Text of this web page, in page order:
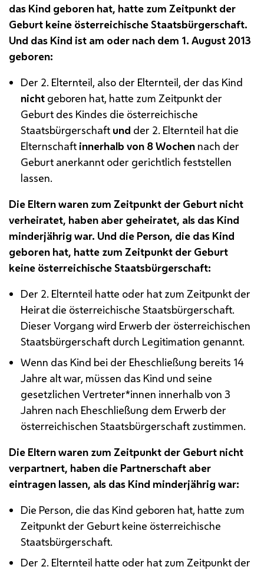
das Kind geboren hat, hatte zum Zeitpunkt der
Geburt keine österreichische Staatsbürgerschaft.
Und das Kind ist am oder nach dem 1. August 2013
geboren:
Der 2. Elternteil, also der Elternteil, der das Kind
nicht geboren hat, hatte zum Zeitpunkt der
Geburt des Kindes die österreichische
Staatsbürgerschaft und der 2. Elternteil hat die
Elternschaft innerhalb von 8 Wochen nach der
Geburt anerkannt oder gerichtlich feststellen
lassen.
Die Eltern waren zum Zeitpunkt der Geburt nicht
verheiratet, haben aber geheiratet, als das Kind
minderjährig war. Und die Person, die das Kind
geboren hat, hatte zum Zeitpunkt der Geburt
keine österreichische Staatsbürgerschaft:
Der 2. Elternteil hatte oder hat zum Zeitpunkt der
Heirat die österreichische Staatsbürgerschaft.
Dieser Vorgang wird Erwerb der österreichischen
Staatsbürgerschaft durch Legitimation genannt.
Wenn das Kind bei der Eheschließung bereits 14
Jahre alt war, müssen das Kind und seine
gesetzlichen Vertreter*innen innerhalb von 3
Jahren nach Eheschließung dem Erwerb der
österreichischen Staatsbürgerschaft zustimmen.
Die Eltern waren zum Zeitpunkt der Geburt nicht
verpartnert, haben die Partnerschaft aber
eintragen lassen, als das Kind minderjährig war:
Die Person, die das Kind geboren hat, hatte zum
Zeitpunkt der Geburt keine österreichische
Staatsbürgerschaft.
Der 2. Elternteil hatte oder hat zum Zeitpunkt der